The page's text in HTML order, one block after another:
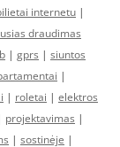
internetu |
draudimas
| gprs | siuntos
|
| roletai | elektros
projektavimas |
| sostinėje |